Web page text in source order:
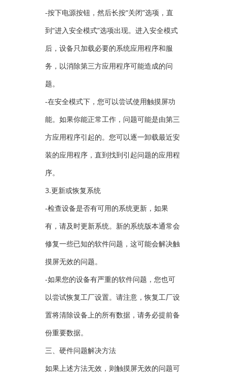
-按下电源按钮，然后长按“关闭”选项，直
到“进入安全模式”选项出现。进入安全模式
后，设备只加载必要的系统应用程序和服
务，以消除第三方应用程序可能造成的问
题。
-在安全模式下，您可以尝试使用触摸屏功
能。如果你能正常工作，问题可能是由第三
方应用程序引起的。您可以逐一卸载最近安
装的应用程序，直到找到引起问题的应用程
序。
3.更新或恢复系统
-检查设备是否有可用的系统更新，如果
有，请及时更新系统。新的系统版本通常会
修复一些已知的软件问题，这可能会解决触
摸屏无效的问题。
-如果您的设备有严重的软件问题，您也可
以尝试恢复工厂设置。请注意，恢复工厂设
置将清除设备上的所有数据，请务必提前备
份重要数据。
三、硬件问题解决方法
如果上述方法无效，则触摸屏无效的问题可